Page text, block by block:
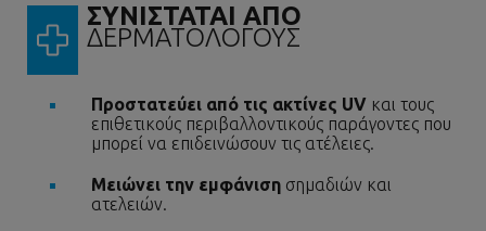
ΣΥΝΙΣΤΑΤΑΙ ΑΠΟ
ΔΕΡΜΑΤΟΛΟΓΟΥΣ
Προστατεύει από τις ακτίνες UV και τους
επιθετικούς περιβαλλοντικούς παράγοντες που
μπορεί να επιδεινώσουν τις ατέλειες.
Μειώνει την εμφάνιση σημαδιών και
ατελειών.